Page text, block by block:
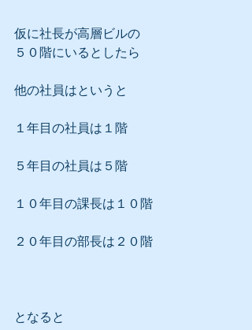
仮に社長が高層ビルの
５０階にいるとしたら
他の社員はというと
１年目の社員は１階
５年目の社員は５階
１０年目の課長は１０階
２０年目の部長は２０階
となると